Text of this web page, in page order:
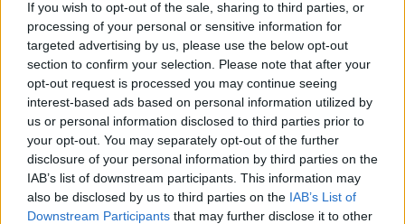
If you wish to opt-out of the sale, sharing to third parties, or
processing of your personal or sensitive information for
targeted advertising by us, please use the below opt-out
section to confirm your selection. Please note that after your
opt-out request is processed you may continue seeing
interest-based ads based on personal information utilized by
us or personal information disclosed to third parties prior to
your opt-out. You may separately opt-out of the further
disclosure of your personal information by third parties on the
IAB’s list of downstream participants. This information may
also be disclosed by us to third parties on the IAB’s List of
Downstream Participants that may further disclose it to other
Δεν νομίζω.
Η κανονικότητα των παιδιών διαταράσσεται
πολύ περισσότερο από την συμπεριφορά των
γονιών τους όταν τους βλέπουν να δίνουν